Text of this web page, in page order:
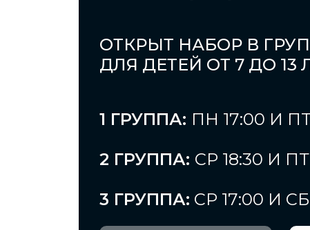
ОТКРЫТ НАБОР В
ДЛЯ ДЕТЕЙ ОТ 7 ДО 13
1 ГРУППА: ПН 17:00 И
2 ГРУППА: СР 18:30 И ПТ
3 ГРУППА: СР 17:00 И СБ